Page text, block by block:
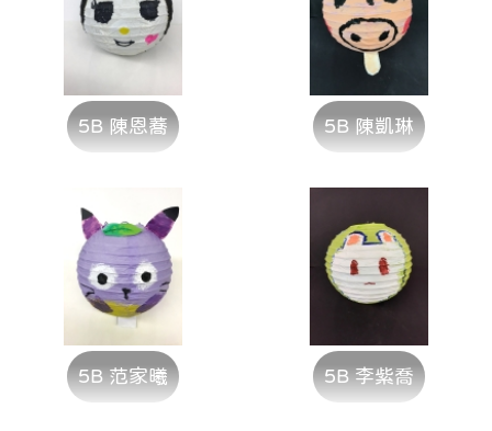
5B 陳恩蕎 5B 陳凱琳
5B 范家曦 5B 李紫喬